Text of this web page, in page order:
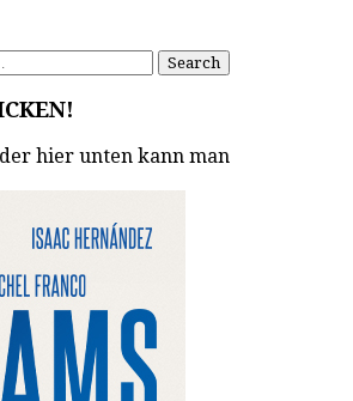
hier unten kann man